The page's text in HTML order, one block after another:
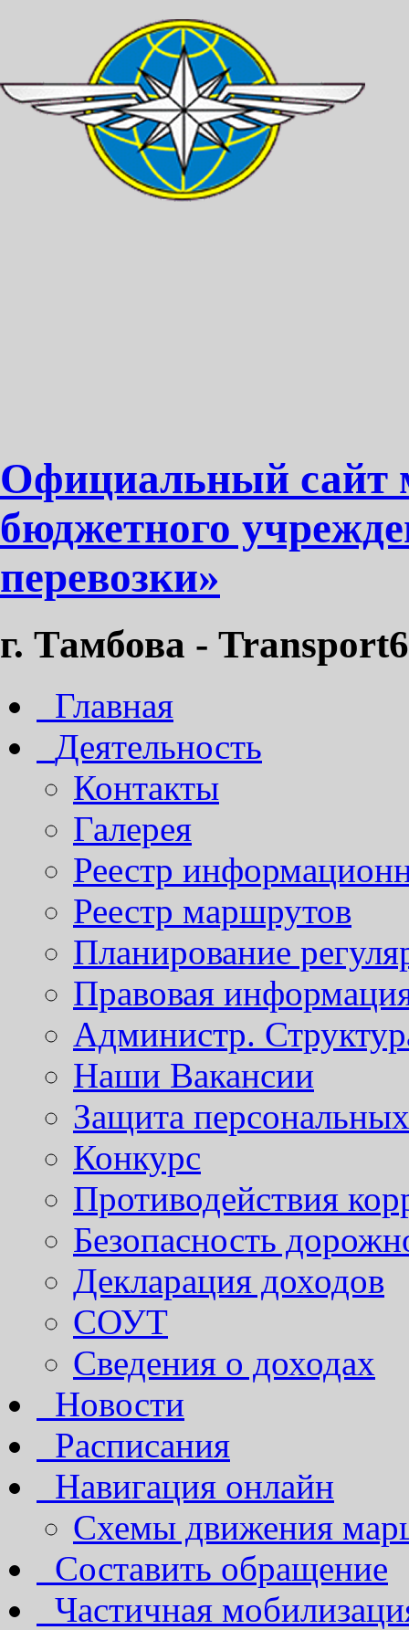
Официальный сайт
бюджетного
перевозки»
г. Тамбова -
Главная
Деятельность
Контакты
Галерея
Реестр
Реестр маршрутов
Планирование
Правовая
Администр.
Наши Вакансии
Защита
Конкурс
Противодействия
Безопасность
Декларация доходов
СОУТ
Сведения о доходах
Новости
Расписания
Навигация онлайн
Схемы движения
Составить обращение
Частичная